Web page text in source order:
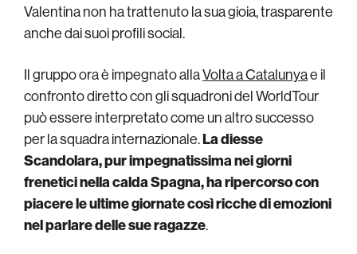
Valentina non ha trattenuto la sua gioia, trasparente
anche dai suoi profili social.
Il gruppo ora è impegnato allaVolta a Catalunyae il
confronto diretto con gli squadroni del WorldTour
può essere interpretato come un altro successo
per la squadra internazionale.La diesse
Scandolara, pur impegnatissima nei giorni
frenetici nella calda Spagna, ha ripercorso con
piacere le ultime giornate così ricche di emozioni
nel parlare delle sue ragazze.